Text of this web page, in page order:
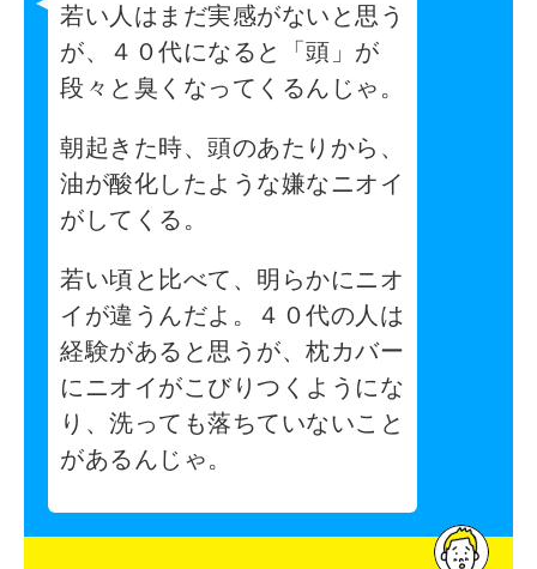
若い人はまだ実感がないと思う
が、４０代になると「頭」が
段々と臭くなってくるんじゃ。
朝起きた時、頭のあたりから、
油が酸化したような嫌なニオイ
がしてくる。
若い頃と比べて、明らかにニオ
イが違うんだよ。４０代の人は
経験があると思うが、枕カバー
にニオイがこびりつくようにな
り、洗っても落ちていないこと
があるんじゃ。